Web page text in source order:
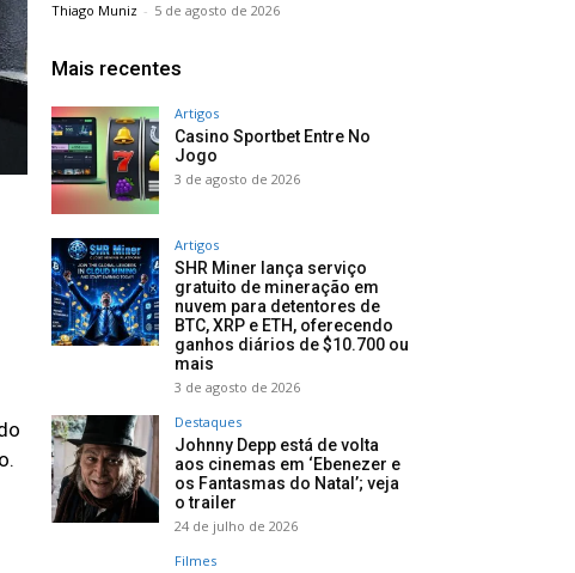
Thiago Muniz - 5 de agosto de 2026
Mais recentes
Artigos
Casino Sportbet Entre No
Jogo
3 de agosto de 2026
Artigos
SHR Miner lança serviço
gratuito de mineração em
nuvem para detentores de
BTC, XRP e ETH, oferecendo
ganhos diários de $10.700 ou
mais
3 de agosto de 2026
Destaques
Johnny Depp está de volta
aos cinemas em ‘Ebenezer e
os Fantasmas do Natal’; veja
o trailer
24 de julho de 2026
Filmes